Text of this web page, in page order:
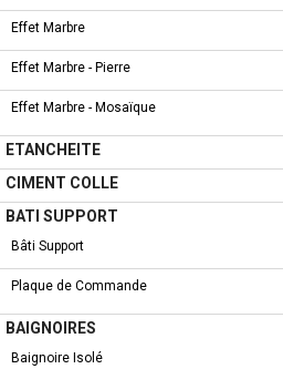
Effet Marbre
Effet Marbre - Pierre
Effet Marbre - Mosaïque
ETANCHEITE
CIMENT COLLE
BATI SUPPORT
Bâti Support
Plaque de Commande
BAIGNOIRES
Baignoire Isolé
RECEVEUR DOUCHE -
NOUVEAU